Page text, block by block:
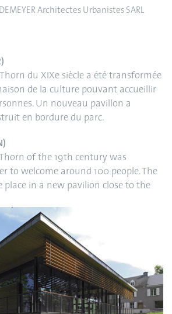
Architectes Urbanistes SARL
du XIXe siècle a été transformée
de la culture pouvant accueillir
Un nouveau pavillon a
en bordure du parc.
of the 19th century was
to welcome around 100 people. The
place in a new pavilion close to the